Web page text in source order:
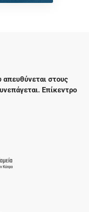
απευθύνεται στους
Επίκεντρο